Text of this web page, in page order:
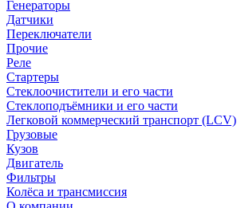
Генераторы
Датчики
Переключатели
Прочие
Реле
Стартеры
Стеклоочистители и его части
Стеклоподъёмники и его части
Легковой коммерческий транспорт (LCV)
Грузовые
Кузов
Двигатель
Фильтры
Колёса и трансмиссия